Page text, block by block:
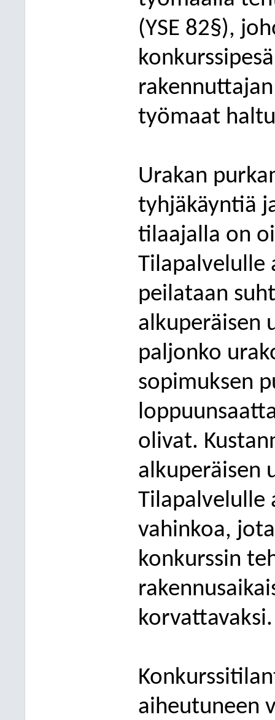
(YSE 82§),
työmaat
Urakan
tyhjäkäyntiä
tilaajalla on
Tilapalvelulle
peilataan
alkuperäisen
paljonko
sopimuksen
olivat.
alkuperäisen
Tilapalvelulle
vahinkoa,
konkurssin
korvattavaksi.
aiheutuneen